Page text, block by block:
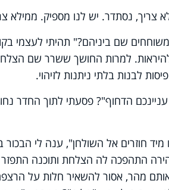
צריך, נסתדר. יש לנו מספיק. ממילא
שם ביניהם?" תהיתי לעצמי
למרות החושך ששרר שם
לבנות בלתי ניתנות לזיהוי.
הדחוף"? פסעתי לתוך החדר
מיד חוזרים אל השולחן", ענה לי
התהפכה לה הצלחת ותוכנה התפזר
מהר, אסור להשאיר חלות על